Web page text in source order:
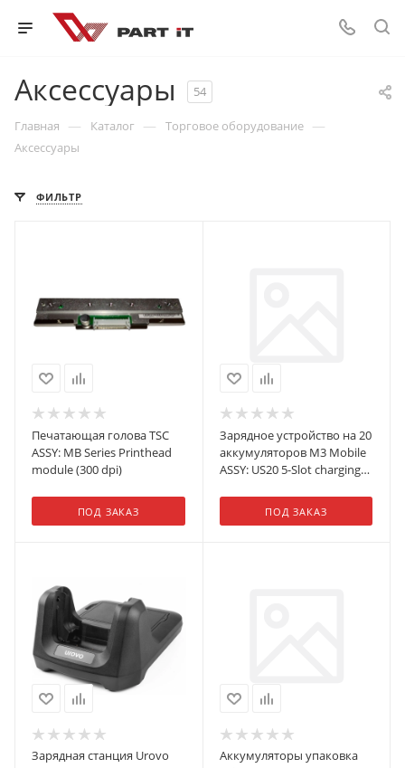
Аксессуары 54
Главная — Каталог — Торговое оборудование —
Аксессуары
ФИЛЬТР
Печатающая голова TSC
ASSY: MB Series Printhead
module (300 dpi)
ПОД ЗАКАЗ
Зарядное устройство на 20
аккумуляторов M3 Mobile
ASSY: US20 5-Slot charging
Slot Battery Charging
Station). Requires power
ПОД ЗАКАЗ
Зарядная станция Urovo
Аккумуляторы упаковка